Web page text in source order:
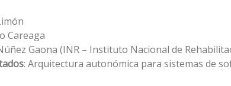
Careaga
Gaona (INR – Instituto Nacional de
: Arquitectura autonómica para sistemas de